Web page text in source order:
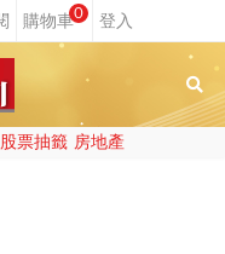
0
股票抽籤 房地產